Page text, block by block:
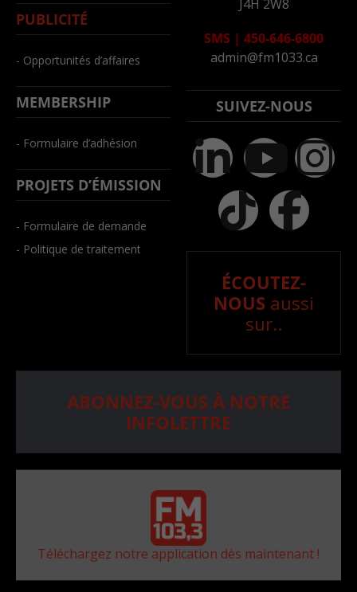
PUBLICITÉ
- Opportunités d’affaires
MEMBERSHIP
- Formulaire d’adhésion
PROJETS D’ÉMISSION
- Formulaire de demande
- Politique de traitement
J4H 2W8
SMS | 450-646-6800
admin@fm1033.ca
SUIVEZ-NOUS
ÉCOUTEZ-
NOUS aussi
sur..
ABONNEZ-VOUS À NOTRE
INFOLETTRE
Téléchargez notre application dès maintenant !